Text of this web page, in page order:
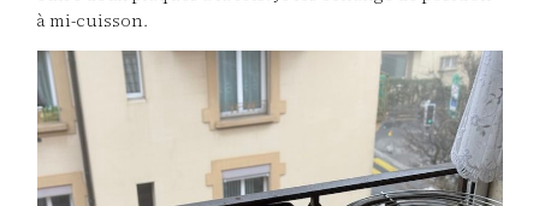
à mi-cuisson.